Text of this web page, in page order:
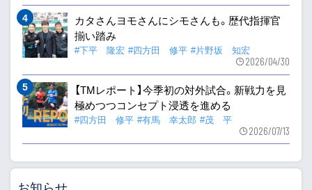
カタさんヨモさんにシモさんも。歴代指揮官
揃い踏み
#下平 隆宏 #四方田 修平 #片野坂 知宏
2026/04/30
【TMレポート】今季初の対外試合。新戦力を見
極めつつコンセプト浸透を進める
#四方田 修平 #有馬 幸太郎 #茂 平
2026/07/13